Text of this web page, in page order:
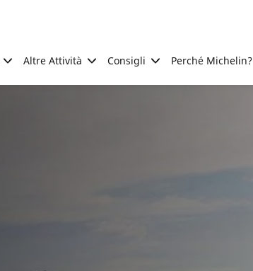
Altre Attività Consigli Perché Michelin?